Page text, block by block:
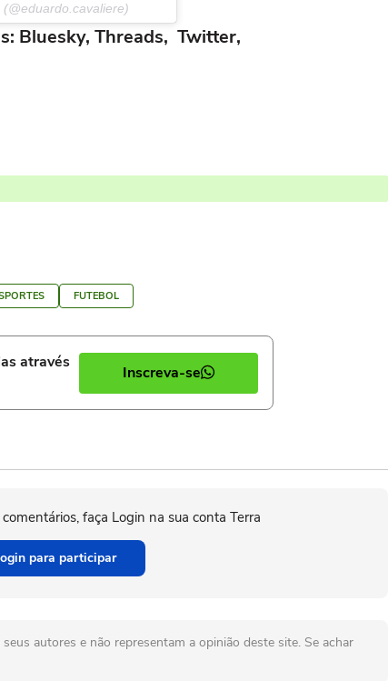
Bluesky, Threads, Twitter,
FUTEBOL
através
Inscreva-se
faça Login na sua conta Terra
para participar
autores e não representam a opinião deste site. Se achar